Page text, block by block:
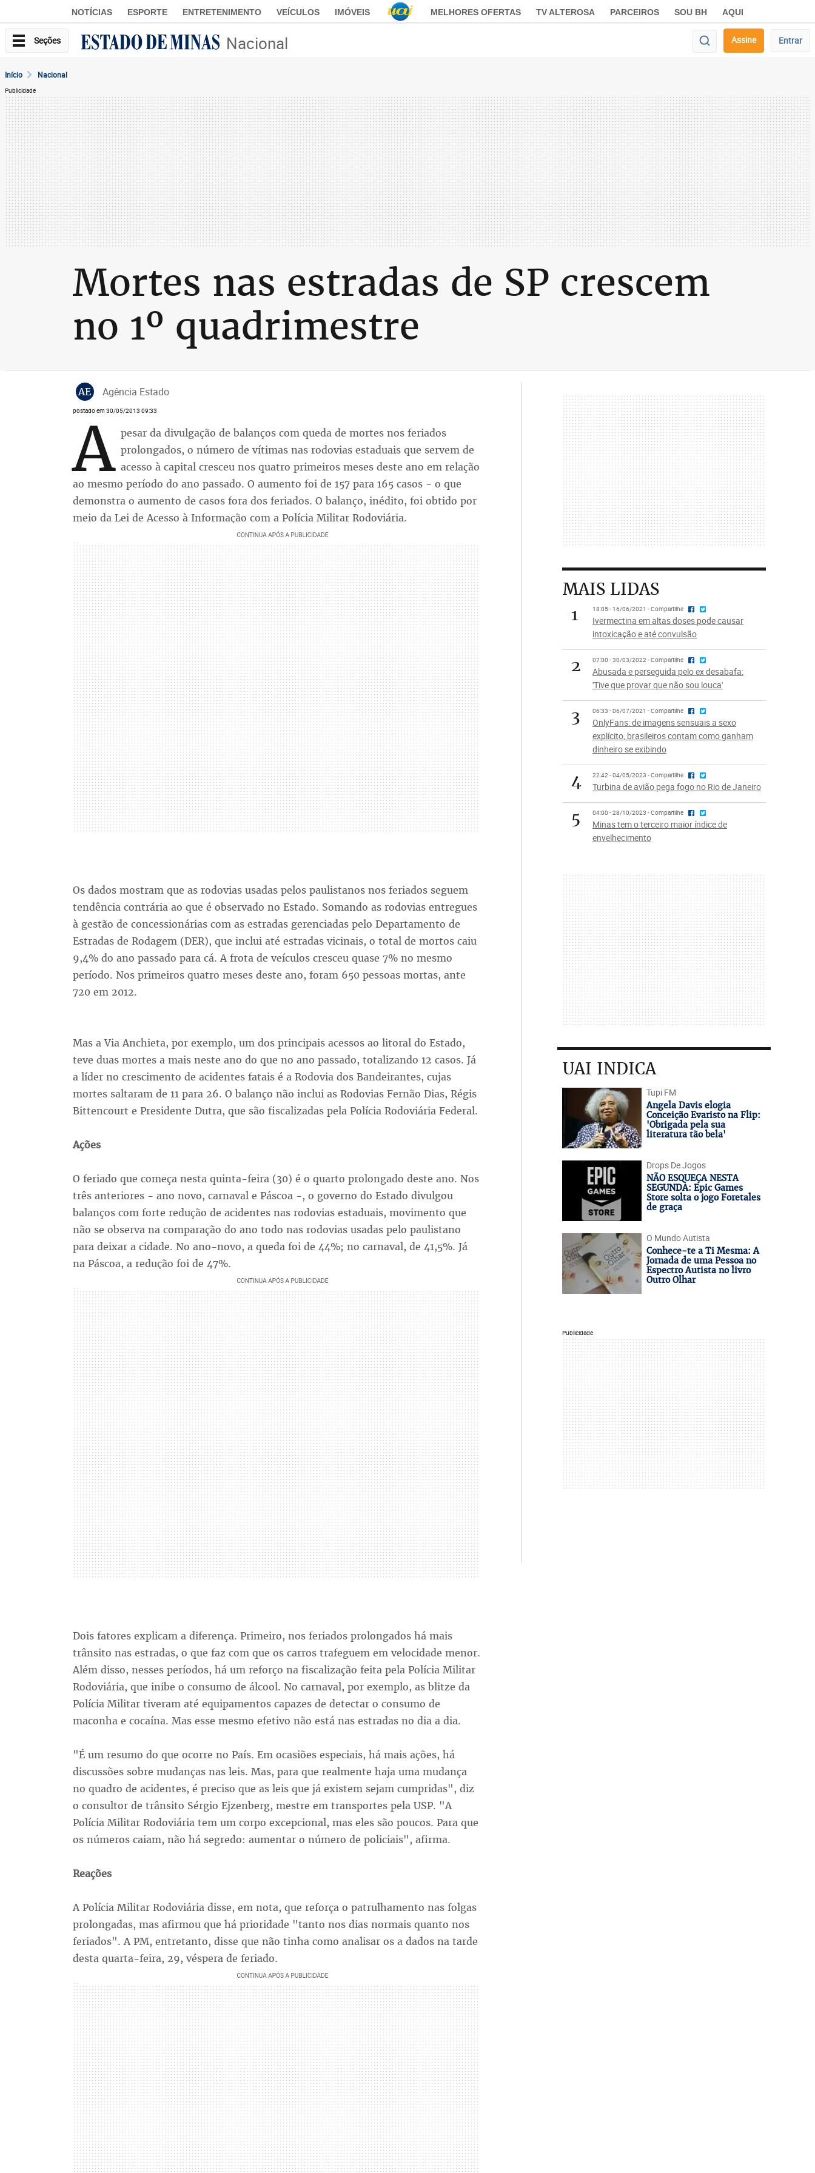
NOTÍCIAS ESPORTE ENTRETENIMENTO VEÍCULOS IMÓVEIS MELHORES OFERTAS TV ALTEROSA PARCEIROS SOU BH AQUI
Seções Nacional Assine Entrar
Início Nacional
Publicidade
Mortes nas estradas de SP crescem
no 1º quadrimestre
AE Agência Estado
postado em 30/05/2013 09:33
A pesar da divulgação de balanços com queda de mortes nos feriados
prolongados, o número de vítimas nas rodovias estaduais que servem de
acesso à capital cresceu nos quatro primeiros meses deste ano em relação
ao mesmo período do ano passado. O aumento foi de 157 para 165 casos - o que
demonstra o aumento de casos fora dos feriados. O balanço, inédito, foi obtido por
meio da Lei de Acesso à Informação com a Polícia Militar Rodoviária.
Os dados mostram que as rodovias usadas pelos paulistanos nos feriados seguem
tendência contrária ao que é observado no Estado. Somando as rodovias entregues
à gestão de concessionárias com as estradas gerenciadas pelo Departamento de
Estradas de Rodagem (DER), que inclui até estradas vicinais, o total de mortos caiu
9,4% do ano passado para cá. A frota de veículos cresceu quase 7% no mesmo
período. Nos primeiros quatro meses deste ano, foram 650 pessoas mortas, ante
720 em 2012.
Mas a Via Anchieta, por exemplo, um dos principais acessos ao litoral do Estado,
teve duas mortes a mais neste ano do que no ano passado, totalizando 12 casos. Já
a líder no crescimento de acidentes fatais é a Rodovia dos Bandeirantes, cujas
mortes saltaram de 11 para 26. O balanço não inclui as Rodovias Fernão Dias, Régis
Bittencourt e Presidente Dutra, que são fiscalizadas pela Polícia Rodoviária Federal.
Ações
O feriado que começa nesta quinta-feira (30) é o quarto prolongado deste ano. Nos
três anteriores - ano novo, carnaval e Páscoa -, o governo do Estado divulgou
balanços com forte redução de acidentes nas rodovias estaduais, movimento que
não se observa na comparação do ano todo nas rodovias usadas pelo paulistano
para deixar a cidade. No ano-novo, a queda foi de 44%; no carnaval, de 41,5%. Já
na Páscoa, a redução foi de 47%.
Dois fatores explicam a diferença. Primeiro, nos feriados prolongados há mais
trânsito nas estradas, o que faz com que os carros trafeguem em velocidade menor.
Além disso, nesses períodos, há um reforço na fiscalização feita pela Polícia Militar
Rodoviária, que inibe o consumo de álcool. No carnaval, por exemplo, as blitze da
Polícia Militar tiveram até equipamentos capazes de detectar o consumo de
maconha e cocaína. Mas esse mesmo efetivo não está nas estradas no dia a dia.
"É um resumo do que ocorre no País. Em ocasiões especiais, há mais ações, há
discussões sobre mudanças nas leis. Mas, para que realmente haja uma mudança
no quadro de acidentes, é preciso que as leis que já existem sejam cumpridas", diz
o consultor de trânsito Sérgio Ejzenberg, mestre em transportes pela USP. "A
Polícia Militar Rodoviária tem um corpo excepcional, mas eles são poucos. Para que
os números caiam, não há segredo: aumentar o número de policiais", afirma.
Reações
A Polícia Militar Rodoviária disse, em nota, que reforça o patrulhamento nas folgas
prolongadas, mas afirmou que há prioridade "tanto nos dias normais quanto nos
feriados". A PM, entretanto, disse que não tinha como analisar os a dados na tarde
desta quarta-feira, 29, véspera de feriado.
MAIS LIDAS
1
18:05 - 16/06/2021 - Compartilhe
Ivermectina em altas doses pode causar
intoxicação e até convulsão
2 07:00 - 30/03/2022 - Compartilhe
Abusada e perseguida pelo ex desabafa:
'Tive que provar que não sou louca'
3 06:33 - 06/07/2021 - Compartilhe
OnlyFans: de imagens sensuais a sexo
explícito, brasileiros contam como ganham
dinheiro se exibindo
4 22:42 - 04/05/2023 - Compartilhe
Turbina de avião pega fogo no Rio de Janeiro
5 04:00 - 28/10/2023 - Compartilhe
Minas tem o terceiro maior índice de
envelhecimento
UAI INDICA
Tupi FM
Angela Davis elogia
Conceição Evaristo na Flip:
'Obrigada pela sua
literatura tão bela'
Drops De Jogos
NÃO ESQUEÇA NESTA
SEGUNDA: Epic Games
Store solta o jogo Foretales
de graça
O Mundo Autista
Conhece-te a Ti Mesma: A
Jornada de uma Pessoa no
Espectro Autista no livro
Outro Olhar
Publicidade